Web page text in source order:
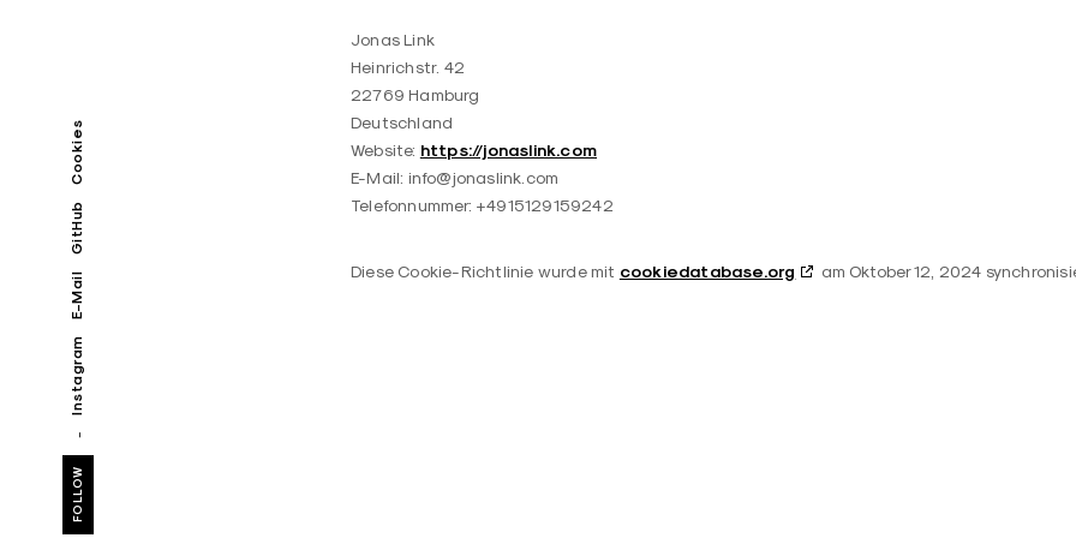
FOLLOW
Instagram
E-Mail
GitHub
Cookies
Jonas Link
Heinrichstr. 42
22769 Hamburg
Deutschland
Website: https://jonaslink.com
E-Mail: info@jonaslink.com
Telefonnummer: +4915129159242
Diese Cookie-Richtlinie wurde mit cookiedatabase.org am Oktober 12, 2024